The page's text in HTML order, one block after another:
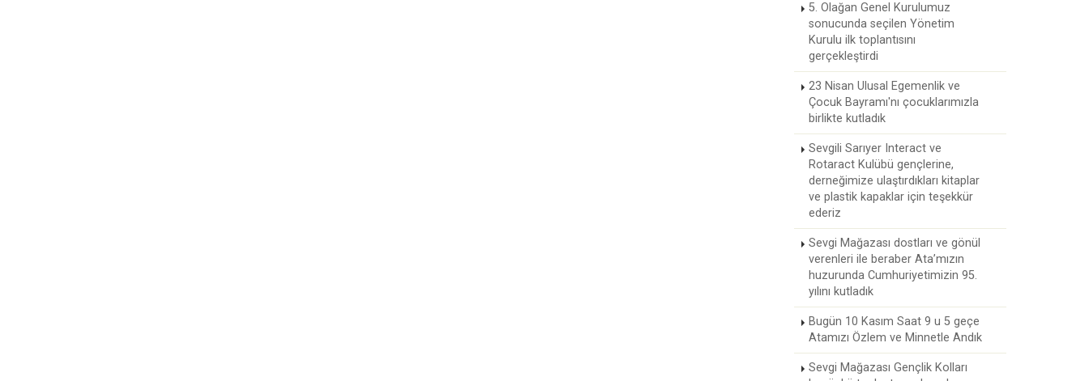
5. Olağan Genel Kurulumuz
sonucunda seçilen Yönetim
Kurulu ilk toplantısını
gerçekleştirdi
23 Nisan Ulusal Egemenlik ve
Çocuk Bayramı'nı çocuklarımızla
birlikte kutladık
Sevgili Sarıyer Interact ve
Rotaract Kulübü gençlerine,
derneğimize ulaştırdıkları kitaplar
ve plastik kapaklar için teşekkür
ederiz
Sevgi Mağazası dostları ve gönül
verenleri ile beraber Ata’mızın
huzurunda Cumhuriyetimizin 95.
yılını kutladık
Bugün 10 Kasım Saat 9 u 5 geçe
Atamızı Özlem ve Minnetle Andık
Sevgi Mağazası Gençlik Kolları